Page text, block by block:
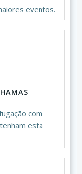
eventos.
com
esta